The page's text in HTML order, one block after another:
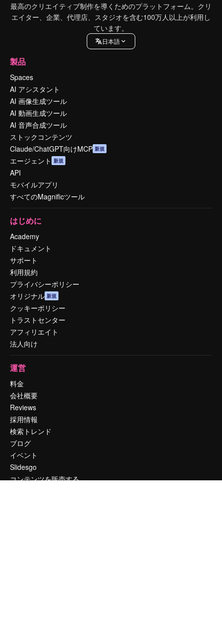
最高のクリエイティブ制作を導くためのプラットフォーム。クリ
エイター、企業、代理店、スタジオを含む100万人以上が利用し
ています。
日本語
製品
Spaces
AI アシスタント
AI 画像生成ツール
AI 動画生成ツール
AI 音声合成ツール
ストックコンテンツ
Claude/ChatGPT向けMCP 新規
エージェント 新規
API
モバイルアプリ
すべてのMagnificツール
はじめに
Academy
ドキュメント
サポート
利用規約
プライバシーポリシー
オリジナル 新規
クッキーポリシー
トラストセンター
アフィリエイト
法人向け
運営
料金
会社概要
Reviews
採用情報
検索トレンド
ブログ
イベント
Slidesgo
コンテンツを販売する